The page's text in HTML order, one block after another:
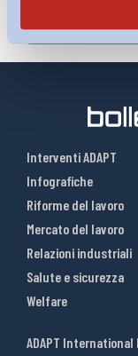
Interventi ADAPT
Infografiche
Riforme del lavoro
Mercato del lavoro
Relazioni industriali
Salute e sicurezza
Welfare
ADAPT